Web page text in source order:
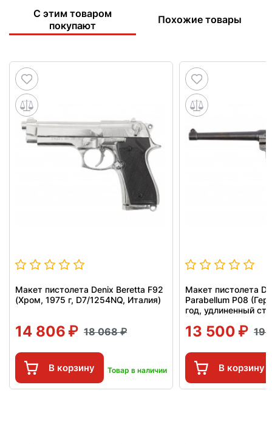
С этим товаром
покупают
Похожие товары
Макет пистолета Denix Beretta F92
(Хром, 1975 г, D7/1254NQ, Италия)
14 806 18 068
В корзину Товар в наличии
Макет пистолета
Parabellum P08
год, удлиненный
13 500 19
В корзину